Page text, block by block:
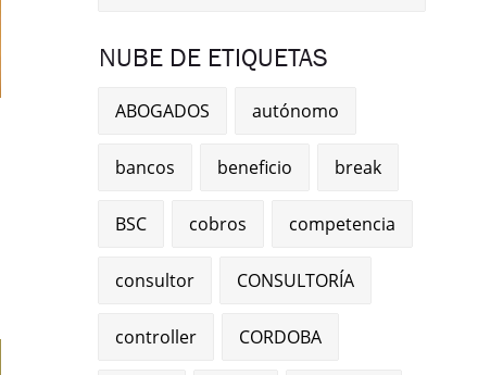
NUBE DE ETIQUETAS
ABOGADOS autónomo
bancos beneficio break
BSC cobros competencia
consultor CONSULTORÍA
controller CORDOBA